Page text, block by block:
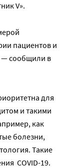
V».
пациентов и
— сообщили в
для
и такими
как
болезни,
Такие
COVID-19.